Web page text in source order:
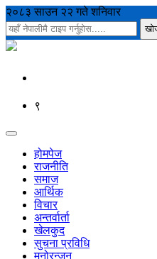
२०८३ साउन २२ गते शनिवार
९
होमपेज
राजनीति
समाज
आर्थिक
विचार
अन्तर्वार्ता
खेलकुद
सुचना प्रविधि
मनोरन्जन